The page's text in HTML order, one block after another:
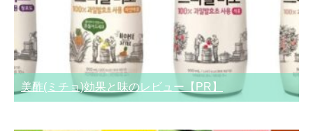
美酢(ミチョ)効果と味のレビュー【PR】